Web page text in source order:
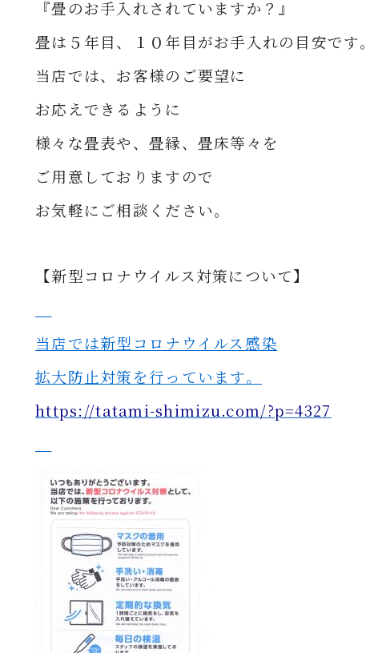
『畳のお手入れされていますか？』
畳は５年目、１０年目がお手入れの目安です。
当店では、お客様のご要望に
お応えできるように
様々な畳表や、畳縁、畳床等々を
ご用意しておりますので
お気軽にご相談ください。
【新型コロナウイルス対策について】
当店では新型コロナウイルス感染
拡大防止対策を行っています。
https://tatami-shimizu.com/?p=4327